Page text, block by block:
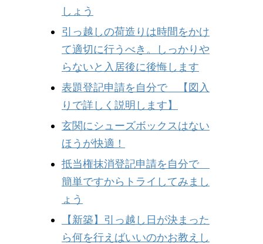
しょう
引っ越しの荷造りは時間をかけ
て適切に行うべき。しっかりや
らないと入居後に後悔します
表題登記申請を自分で 【図入
りで詳しく説明します】
玄関にシューズボックスはない
ほうが快適！
抵当権抹消登記申請を自分で
簡単ですからトライしてみまし
ょう
【新築】引っ越し日が決まった
ら何を行えばいいのかお教えし